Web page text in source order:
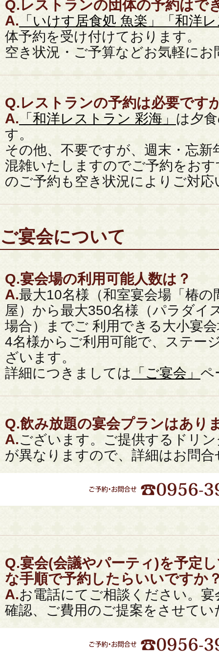
Q.レストランの団体の予約はで
A. 「いけす居食処 魚楽」
「和洋
体予約を受け付けております。
空き状況・ご予算などお気軽に
Q.レストランの予約は必要です
A. 「和洋レストラン 彩海」 は夕
す。
その他、不要ですが、週末・忘
混雑いたしますのでご予約をお
のご予約も空き状況によりご対
ご宴会について
Q.宴会場の利用可能人数は？
A.最大10名様（和室宴会場「椿の
屋）から最大350名様（パラダイ
場合）までご 利用できる大小宴
4名様からご利用可能で、ステー
ざいます。
詳細につきましては 「ご宴会」 ペ
Q.飲み放題の宴会プランはあり
A.ございます。ご提供するドリ
が異なりますので、詳細はお問
Q.宴会(会議やパーティ)を予定
な手順で予約したらいいですか
A.お電話にてご相談ください。
確認、ご費用のご提案をさせて